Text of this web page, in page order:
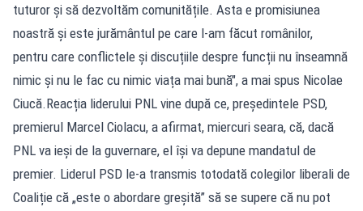
tuturor și să dezvoltăm comunitățile. Asta e promisiunea
noastră și este jurământul pe care l-am făcut românilor,
pentru care conflictele și discuțiile despre funcții nu înseamnă
nimic și nu le fac cu nimic viața mai bună", a mai spus Nicolae
Ciucă.Reacția liderului PNL vine după ce, președintele PSD,
premierul Marcel Ciolacu, a afirmat, miercuri seara, că, dacă
PNL va ieși de la guvernare, el își va depune mandatul de
premier. Liderul PSD le-a transmis totodată colegilor liberali de
Coaliție că „este o abordare greșită” să se supere că nu pot